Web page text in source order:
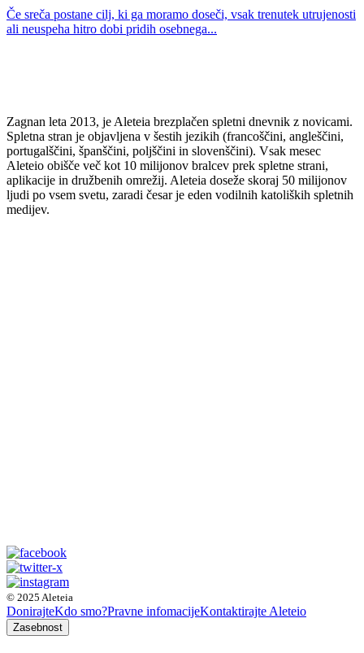
Če sreča postane cilj, ki ga moramo doseči, vsak trenutek utrujenosti
ali neuspeha hitro dobi pridih osebnega...
Zagnan leta 2013, je Aleteia brezplačen spletni dnevnik z novicami.
Spletna stran je objavljena v šestih jezikih (francoščini, angleščini,
portugalščini, španščini, poljščini in slovenščini). Vsak mesec
Aleteio obišče več kot 10 milijonov bralcev prek spletne strani,
aplikacije in družbenih omrežij. Aleteia doseže skoraj 50 milijonov
ljudi po vsem svetu, zaradi česar je eden vodilnih katoliških spletnih
medijev.
© 2025 Aleteia
DonirajteKdo smo?Pravne infomacijeKontaktirajte Aleteio
Zasebnost